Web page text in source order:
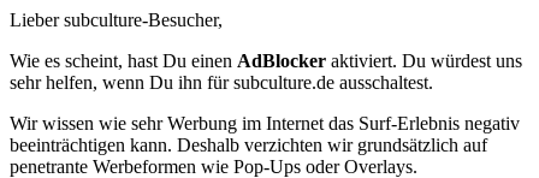
Lieber subculture-Besucher,
Wie es scheint, hast Du einen AdBlocker aktiviert. Du würdest uns
sehr helfen, wenn Du ihn für subculture.de ausschaltest.
Wir wissen wie sehr Werbung im Internet das Surf-Erlebnis negativ
beeinträchtigen kann. Deshalb verzichten wir grundsätzlich auf
penetrante Werbeformen wie Pop-Ups oder Overlays.